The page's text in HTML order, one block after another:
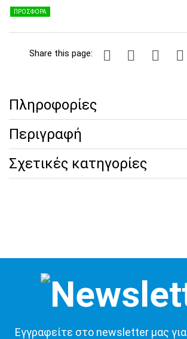
ΠΡΟΣΦΟΡΑ
Share this page:
Πληροφορίες
Περιγραφή
Σχετικές κατηγορίες
Εγγραφείτε στο newsletter μας